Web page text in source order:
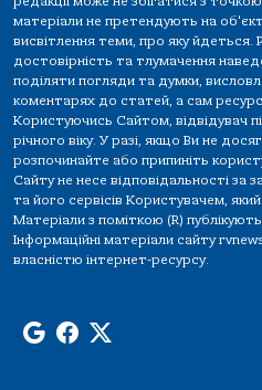
матеріали не претендують на
висвітлення теми, про яку йдеться.
достовірність та тлумачення
поділяти погляди та думки,
коментарях до статей, а сам
Користуючись Сайтом, відвідувач
річного віку. У разі, якщо Ви не
розпочинайте або припиніть
Сайту не несе відповідальності за
та його сервісів Користувачем,
Матеріали з поміткою (R)
Інформаційні матеріали сайту
власністю інтернет-ресурсу.